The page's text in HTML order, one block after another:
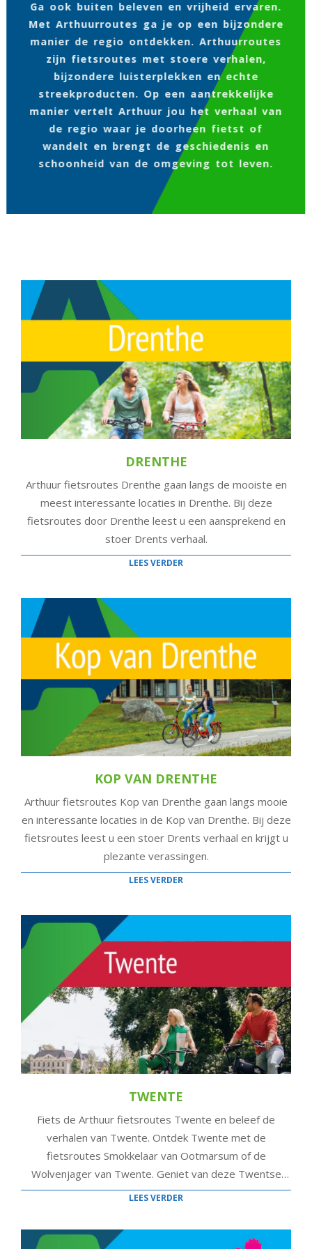
Ga ook buiten beleven en vrijheid ervaren.
Met Arthuurroutes ga je op een bijzondere
manier de regio ontdekken. Arthuurroutes
zijn fietsroutes met stoere verhalen,
bijzondere luisterplekken en echte
streekproducten. Op een aantrekkelijke
manier vertelt Arthuur jou het verhaal van
de regio waar je doorheen fietst of
wandelt en brengt de geschiedenis en
schoonheid van de omgeving tot leven.
DRENTHE
Arthuur fietsroutes Drenthe gaan langs de mooiste en
meest interessante locaties in Drenthe. Bij deze
fietsroutes door Drenthe leest u een aansprekend en
stoer Drents verhaal.
LEES VERDER
KOP VAN DRENTHE
Arthuur fietsroutes Kop van Drenthe gaan langs mooie
en interessante locaties in de Kop van Drenthe. Bij deze
fietsroutes leest u een stoer Drents verhaal en krijgt u
plezante verassingen.
LEES VERDER
TWENTE
Fiets de Arthuur fietsroutes Twente en beleef de
verhalen van Twente. Ontdek Twente met de
fietsroutes Smokkelaar van Ootmarsum of de
Wolvenjager van Twente. Geniet van deze Twentse
fietsroutes.
LEES VERDER